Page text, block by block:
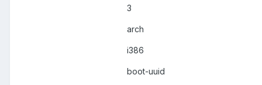
3
arch
i386
boot-uuid